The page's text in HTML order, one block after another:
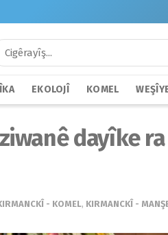
EKOLOJÎ KOMEL
dayîke ra
- KOMEL, KIRMANCKÎ -